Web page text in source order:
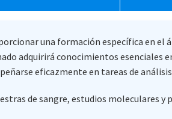
una formación específica en
adquirirá conocimientos
eficazmente en tareas de
de sangre, estudios moleculares